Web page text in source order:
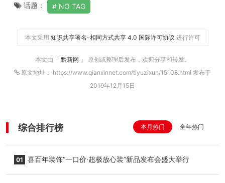
话题： NO TAG
本文采用 知识共享署名-相同方式共享 4.0 国际许可协议 进行许可
本文由「 黔新网 」 原创或整理后发布，欢迎分享和转发。
原文地址： https://www.qianxinnet.com/tiyuzixun/15108.html 发布于
2019年12月15日
综合排行榜 本月热门 全年热门
01 喜百年装饰“一口价·超极放心装”新品发布会盛大举行